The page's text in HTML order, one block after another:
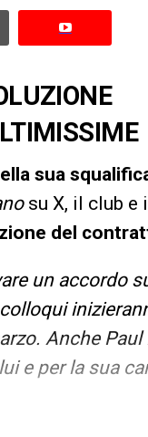
sua
su X, il club e
del
un accordo
Anche Paul
e per la sua